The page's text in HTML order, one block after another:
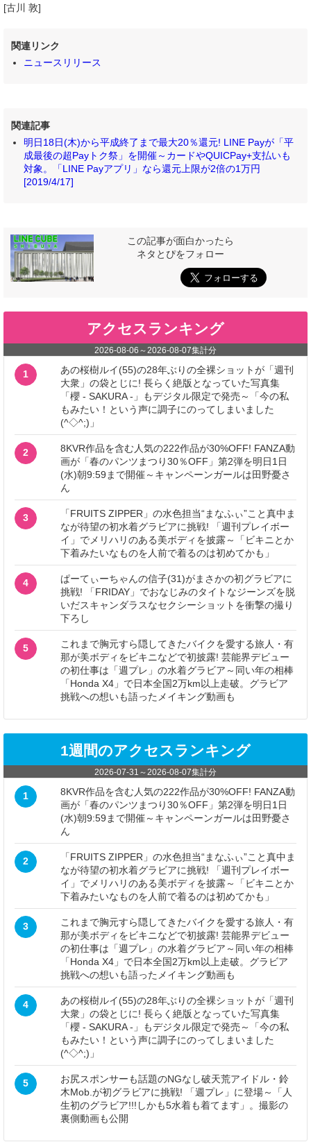
[古川 敦]
関連リンク
ニュースリリース
関連記事
明日18日(木)から平成終了まで最大20％還元! LINE Payが「平
成最後の超Payトク祭」を開催～カードやQUICPay+支払いも
対象。「LINE Payアプリ」なら還元上限が2倍の1万円
[2019/4/17]
この記事が面白かったら
ネタとぴをフォロー
アクセスランキング
2026-08-06 ～2026-08-07集計分
1
あの桜樹ルイ(55)の28年ぶりの全裸ショットが「週刊
大衆」の袋とじに! 長らく絶版となっていた写真集
「櫻 - SAKURA -」もデジタル限定で発売～「今の私
もみたい！という声に調子にのってしまいました
(^◇^;)」
2
8KVR作品を含む人気の222作品が30%OFF! FANZA動
画が「春のパンツまつり30％OFF」第2弾を明日1日
(水)朝9:59まで開催～キャンペーンガールは田野憂さ
ん
3
「FRUITS ZIPPER」の水色担当“まなふぃ”こと真中ま
なが待望の初水着グラビアに挑戦! 「週刊プレイボー
イ」でメリハリのある美ボディを披露～「ビキニとか
下着みたいなものを人前で着るのは初めてかも」
4
ぱーてぃーちゃんの信子(31)がまさかの初グラビアに
挑戦! 「FRIDAY」でおなじみのタイトなジーンズを脱
いだスキャンダラスなセクシーショットを衝撃の撮り
下ろし
5
これまで胸元すら隠してきたバイクを愛する旅人・有
那が美ボディをビキニなどで初披露! 芸能界デビュー
の初仕事は「週プレ」の水着グラビア～同い年の相棒
「Honda X4」で日本全国2万km以上走破。グラビア
挑戦への想いも語ったメイキング動画も
1週間のアクセスランキング
2026-07-31 ～2026-08-07集計分
1
8KVR作品を含む人気の222作品が30%OFF! FANZA動
画が「春のパンツまつり30％OFF」第2弾を明日1日
(水)朝9:59まで開催～キャンペーンガールは田野憂さ
ん
2
「FRUITS ZIPPER」の水色担当“まなふぃ”こと真中ま
なが待望の初水着グラビアに挑戦! 「週刊プレイボー
イ」でメリハリのある美ボディを披露～「ビキニとか
下着みたいなものを人前で着るのは初めてかも」
3
これまで胸元すら隠してきたバイクを愛する旅人・有
那が美ボディをビキニなどで初披露! 芸能界デビュー
の初仕事は「週プレ」の水着グラビア～同い年の相棒
「Honda X4」で日本全国2万km以上走破。グラビア
挑戦への想いも語ったメイキング動画も
4
あの桜樹ルイ(55)の28年ぶりの全裸ショットが「週刊
大衆」の袋とじに! 長らく絶版となっていた写真集
「櫻 - SAKURA -」もデジタル限定で発売～「今の私
もみたい！という声に調子にのってしまいました
(^◇^;)」
5
お尻スポンサーも話題のNGなし破天荒アイドル・鈴
木Mob.が初グラビアに挑戦! 「週プレ」に登場～「人
生初のグラビア!!!しかも5水着も着てます」。撮影の
裏側動画も公開